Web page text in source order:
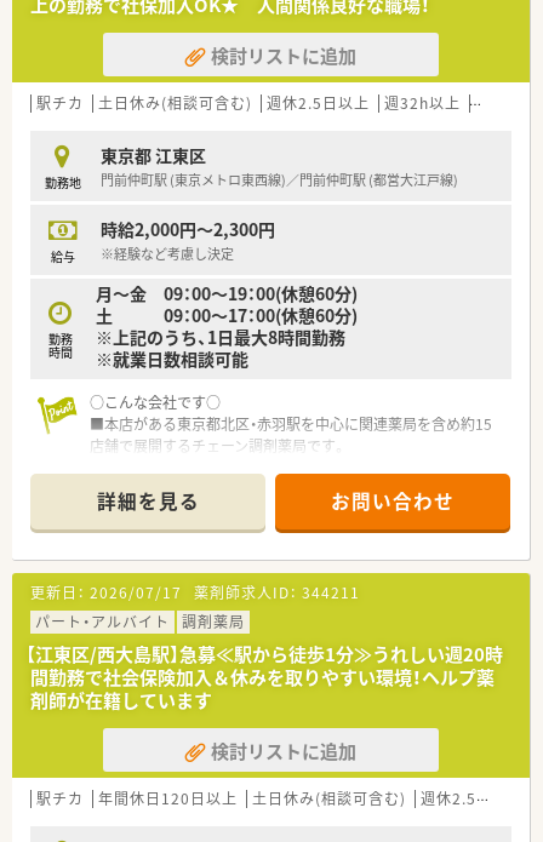
検討リストに追加
駅チカ 土日休み(相談可含む) 週休2.5日以上 週32h以上 残業な
勤務地
東京都 江東区
門前仲町駅 (東京メトロ東西線)／門前仲町駅 (都営大江戸線)
給与
時給2,000円～2,300円
※経験など考慮し決定
勤務
時間
月～金 09：00～19：00(休憩60分)
土 09：00～17：00(休憩60分)
※上記のうち、1日最大8時間勤務
※就業日数相談可能
○こんな会社です○
■本店がある東京都北区・赤羽駅を中心に関連薬局を含め約15
店舗で展開するチェーン調剤薬局です。
お休みや欠員にも、近隣の店舗同士で助け合う環境が出来ていま
す。
■栄養・漢方・ハーブ・アロマをテーマとした「健康サポートカフ
ェ」も運営。管理栄養士・登録販売者・中医師・薬剤師を配置し、従
来の薬局よりも入店しやすい雰囲気で、患者様が気軽に相談でき
る環境づくりをしています。
■一人ひとりに寄り添える「最大であるよりも最良のかかりつけ
薬局」を理念とし、処方せん調剤、セルフメディケーション、在
宅・介護業務への取り組みを三つの柱とした「健康相談薬局」を
目指しています。
■調剤薬局のみならず、介護事業にも力を入れております
■研修制度…社員の研修は個々の経験・レベルに応じて行われま
す。適切なアドバイスとより良い商品をお客さまに提供するた
めに、全スタッフさまざまな研修を行い、スキルアップを意識の
向上を図っています。代表的な研修は、医療用医薬品・OTC・漢方
詳細を見る お問い合わせ
更新日： 2026/07/17 薬剤師求人ID： 344211
パート・アルバイト
調剤薬局
【江東区/西大島駅】急募≪駅から徒歩1分≫うれしい週20時
間勤務で社会保険加入＆休みを取りやすい環境！ヘルプ薬
剤師が在籍しています
検討リストに追加
駅チカ 年間休日120日以上 土日休み(相談可含む) 週休2.5日以上